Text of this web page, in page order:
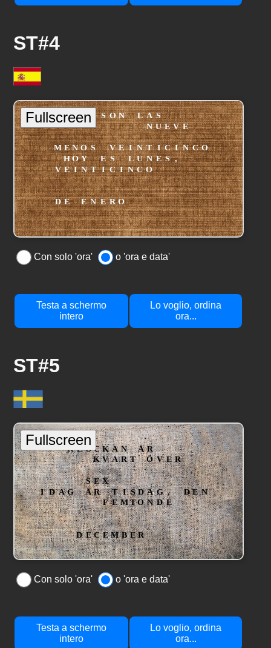
ST#4
Con solo 'ora' o 'ora e data'
Testa a schermo
intero
Lo voglio, ordina
ora...
ST#5
Con solo 'ora' o 'ora e data'
Testa a schermo
intero
Lo voglio, ordina
ora...